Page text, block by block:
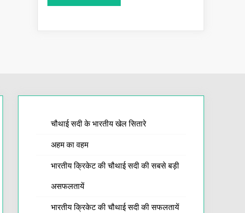
चौथाई सदी के भारतीय खेल सितारे
अहम का वहम
भारतीय क्रिकेट की चौथाई सदी की सबसे बड़ी
असफलतायें
भारतीय क्रिकेट की चौथाई सदी की सफलतायें